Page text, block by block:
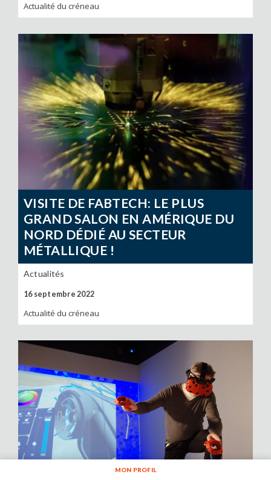
MON PROFIL
Actualité du créneau
VISITE DE FABTECH: LE PLUS
GRAND SALON EN AMÉRIQUE DU
NORD DÉDIÉ AU SECTEUR
MÉTALLIQUE !
Actualités
16 septembre 2022
Actualité du créneau